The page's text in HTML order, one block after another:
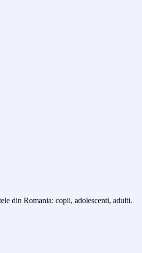
din Romania: copii, adolescenti, adulti.